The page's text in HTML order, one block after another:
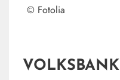
© Fotolia